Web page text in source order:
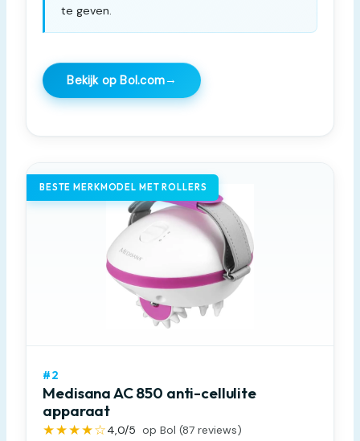
te geven.
Bekijk op Bol.com→
BESTE MERKMODEL MET ROLLERS
#2
Medisana AC 850 anti-cellulite
apparaat
★★★★☆4,0/5 op Bol (87reviews)